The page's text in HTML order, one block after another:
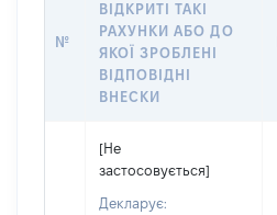
№
ВІДКРИТІ ТАКІ
РАХУНКИ АБО ДО
ЯКОЇ ЗРОБЛЕНІ
ВІДПОВІДНІ
ВНЕСКИ
[Не
застосовується]
Декларує: